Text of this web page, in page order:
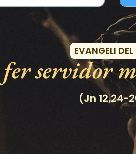
EVANGELI
servidor
(Jn 12,24-